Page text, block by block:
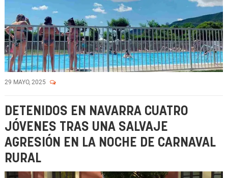
29 MAYO, 2025
DETENIDOS EN NAVARRA CUATRO
JÓVENES TRAS UNA SALVAJE
AGRESIÓN EN LA NOCHE DE CARNAVAL
RURAL